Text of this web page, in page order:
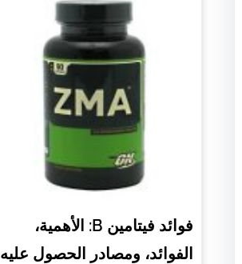
فوائد فيتامين B: الأهمية،
الفوائد، ومصادر الحصول عليه